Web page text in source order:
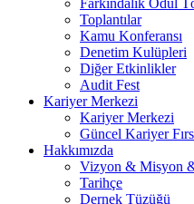
Farkındalık Ödül
Toplantılar
Kamu Konferansı
Denetim Kulüpleri
Diğer Etkinlikler
Audit Fest
Kariyer Merkezi
Kariyer Merkezi
Güncel Kariyer
Hakkımızda
Vizyon & Misyon
Tarihçe
Dernek Tüzüğü